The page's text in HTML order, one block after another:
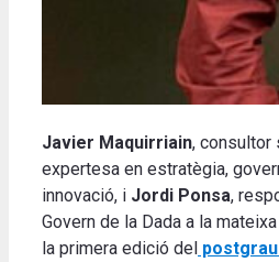
Javier Maquirriain, consultor
expertesa en estratègia,
innovació, i Jordi Ponsa,
Govern de la Dada a la
la primera edició del